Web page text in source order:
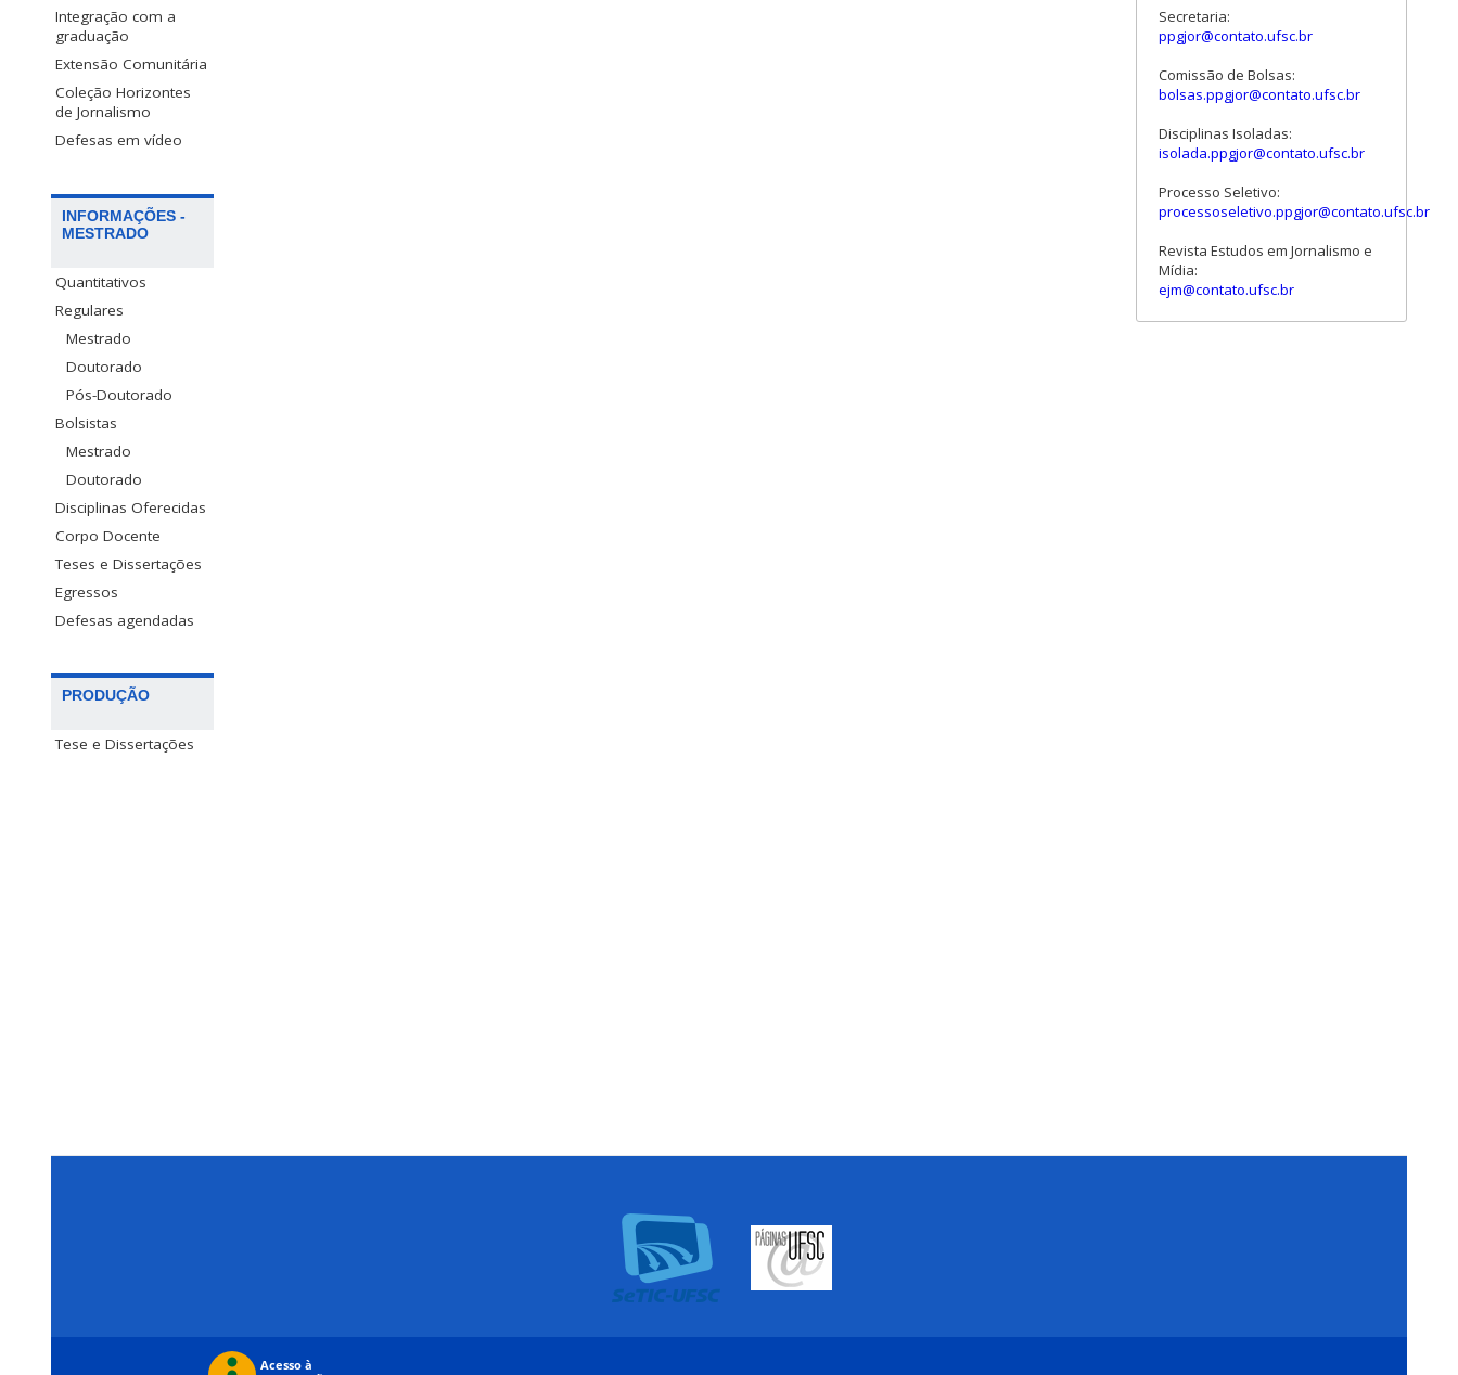
Integração com a
graduação
Extensão Comunitária
Coleção Horizontes
de Jornalismo
Defesas em vídeo
INFORMAÇÕES -
MESTRADO
Quantitativos
Regulares
Mestrado
Doutorado
Pós-Doutorado
Bolsistas
Mestrado
Doutorado
Disciplinas Oferecidas
Corpo Docente
Teses e Dissertações
Egressos
Defesas agendadas
PRODUÇÃO
Tese e Dissertações
Secretaria:
ppgjor@contato.ufsc.br
Comissão de Bolsas:
bolsas.ppgjor@contato.ufsc.br
Disciplinas Isoladas:
isolada.ppgjor@contato.ufsc.br
Processo Seletivo:
processoseletivo.ppgjor@contato.ufsc.br
Revista Estudos em Jornalismo e
Mídia:
ejm@contato.ufsc.br